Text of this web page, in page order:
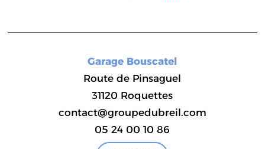
Garage Bouscatel
Route de Pinsaguel
31120 Roquettes
contact@groupedubreil.com
05 24 00 10 86